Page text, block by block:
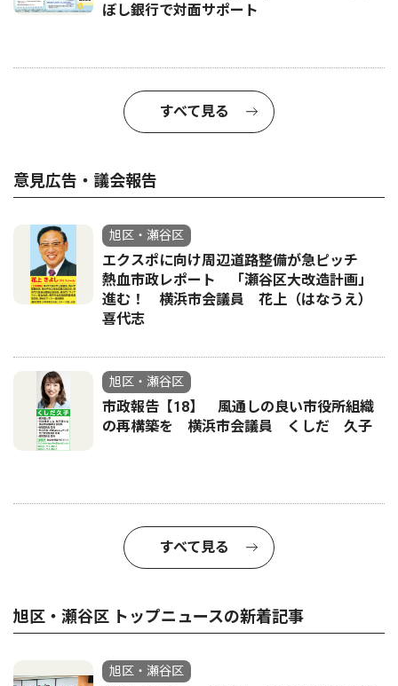
ぼし銀行で対面サポート
すべて見る
意見広告・議会報告
旭区・瀬谷区
エクスポに向け周辺道路整備が急ピッチ
熱血市政レポート 「瀬谷区大改造計画」
進む！ 横浜市会議員 花上（はなうえ）
喜代志
旭区・瀬谷区
市政報告【18】 風通しの良い市役所組織
の再構築を 横浜市会議員 くしだ 久子
すべて見る
旭区・瀬谷区 トップニュースの新着記事
旭区・瀬谷区